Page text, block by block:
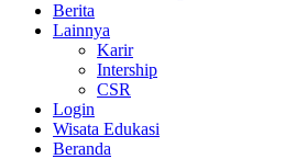
Berita
Lainnya
Karir
Intership
CSR
Login
Wisata Edukasi
Beranda